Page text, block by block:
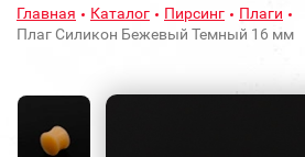
Главная Каталог Пирсинг
Плаги
Плаг Силикон Бежевый Темный 16 мм